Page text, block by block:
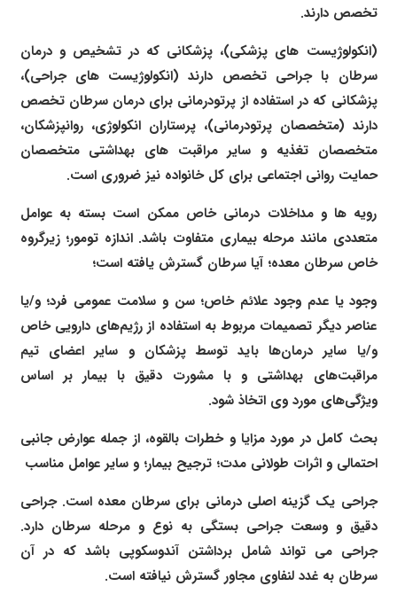
تخصص دارند.
(انکولوژیست های پزشکی)، پزشکانی که در تشخیص و درمان
سرطان با جراحی تخصص دارند (انکولوژیست های جراحی)،
پزشکانی که در استفاده از پرتودرمانی برای درمان سرطان تخصص
دارند (متخصصان پرتودرمانی)، پرستاران انکولوژی، روانپزشکان،
متخصصان تغذیه و سایر مراقبت های بهداشتی متخصصان
حمایت روانی اجتماعی برای کل خانواده نیز ضروری است.
رویه ها و مداخلات درمانی خاص ممکن است بسته به عوامل
متعددی مانند مرحله بیماری متفاوت باشد. اندازه تومور؛ زیرگروه
خاص سرطان معده؛ آیا سرطان گسترش یافته است؛
وجود یا عدم وجود علائم خاص؛ سن و سلامت عمومی فرد؛ و/یا
عناصر دیگر تصمیمات مربوط به استفاده از رژیم‌های دارویی خاص
و/یا سایر درمان‌ها باید توسط پزشکان و سایر اعضای تیم
مراقبت‌های بهداشتی و با مشورت دقیق با بیمار بر اساس
ویژگی‌های مورد وی اتخاذ شود.
بحث کامل در مورد مزایا و خطرات بالقوه، از جمله عوارض جانبی
احتمالی و اثرات طولانی مدت؛ ترجیح بیمار؛ و سایر عوامل مناسب
جراحی یک گزینه اصلی درمانی برای سرطان معده است. جراحی
دقیق و وسعت جراحی بستگی به نوع و مرحله سرطان دارد.
جراحی می تواند شامل برداشتن آندوسکوپی باشد که در آن
سرطان به غدد لنفاوی مجاور گسترش نیافته است.